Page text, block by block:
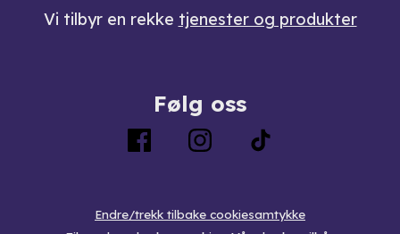
Vi tilbyr en rekke tjenester og produkter
Følg oss
Endre/trekk tilbake cookiesamtykke